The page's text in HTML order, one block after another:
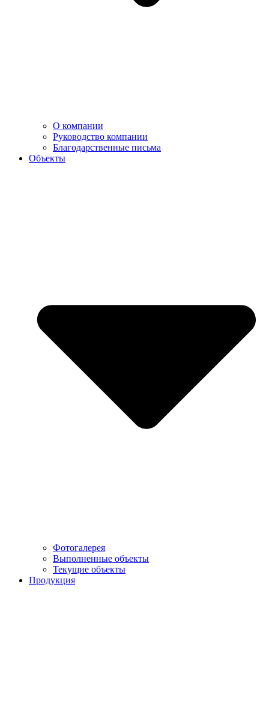
О компании
Руководство компании
Благодарственные письма
Объекты
Фотогалерея
Выполненные объекты
Текущие объекты
Продукция